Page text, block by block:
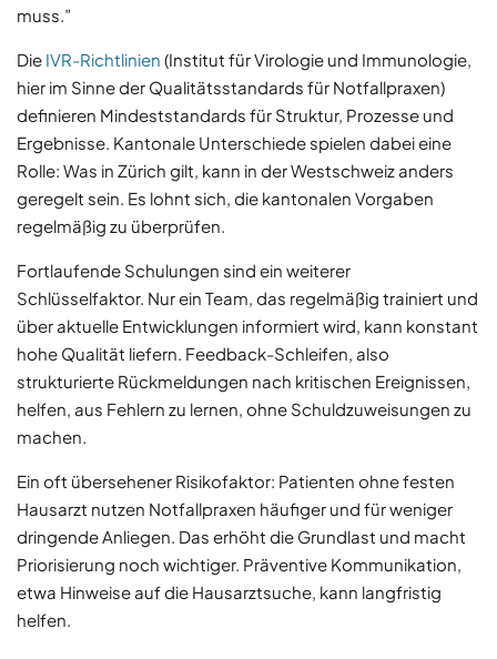
muss.”
Die IVR-Richtlinien (Institut für Virologie und Immunologie,
hier im Sinne der Qualitätsstandards für Notfallpraxen)
definieren Mindeststandards für Struktur, Prozesse und
Ergebnisse. Kantonale Unterschiede spielen dabei eine
Rolle: Was in Zürich gilt, kann in der Westschweiz anders
geregelt sein. Es lohnt sich, die kantonalen Vorgaben
regelmäßig zu überprüfen.
Fortlaufende Schulungen sind ein weiterer
Schlüsselfaktor. Nur ein Team, das regelmäßig trainiert und
über aktuelle Entwicklungen informiert wird, kann konstant
hohe Qualität liefern. Feedback-Schleifen, also
strukturierte Rückmeldungen nach kritischen Ereignissen,
helfen, aus Fehlern zu lernen, ohne Schuldzuweisungen zu
machen.
Ein oft übersehener Risikofaktor: Patienten ohne festen
Hausarzt nutzen Notfallpraxen häufiger und für weniger
dringende Anliegen. Das erhöht die Grundlast und macht
Priorisierung noch wichtiger. Präventive Kommunikation,
etwa Hinweise auf die Hausarztsuche, kann langfristig
helfen.